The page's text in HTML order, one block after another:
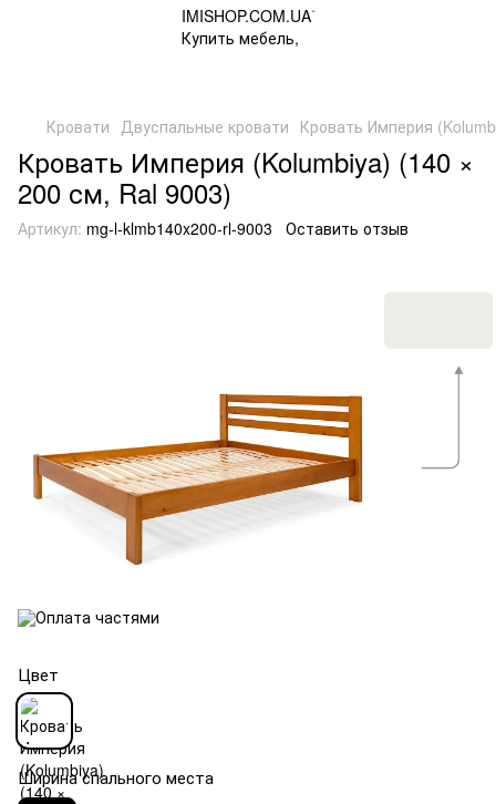
Кровати Двуспальные кровати Кровать Империя
Кровать Империя (Kolumbiya) (140 ×
200 см, Ral 9003)
Артикул: mg-l-klmb140x200-rl-9003 Оставить отзыв
Цвет
Ширина спального места